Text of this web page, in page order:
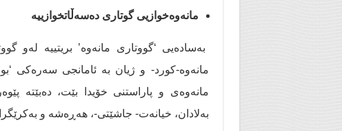
مانەوەخوازیی گوتاری دەسەڵاتخوازییە
بەسادەیی ‘گووتاری مانەوە’ بریتییە لەو
مانەوە-کورد- و ژیان بە ئامانجی سەرەکی
مانەوەی و پاراستنی خۆیدا بێت، دەبێتە
بەلادان، خیانەت- جاشێتی-، هەڕەشە و